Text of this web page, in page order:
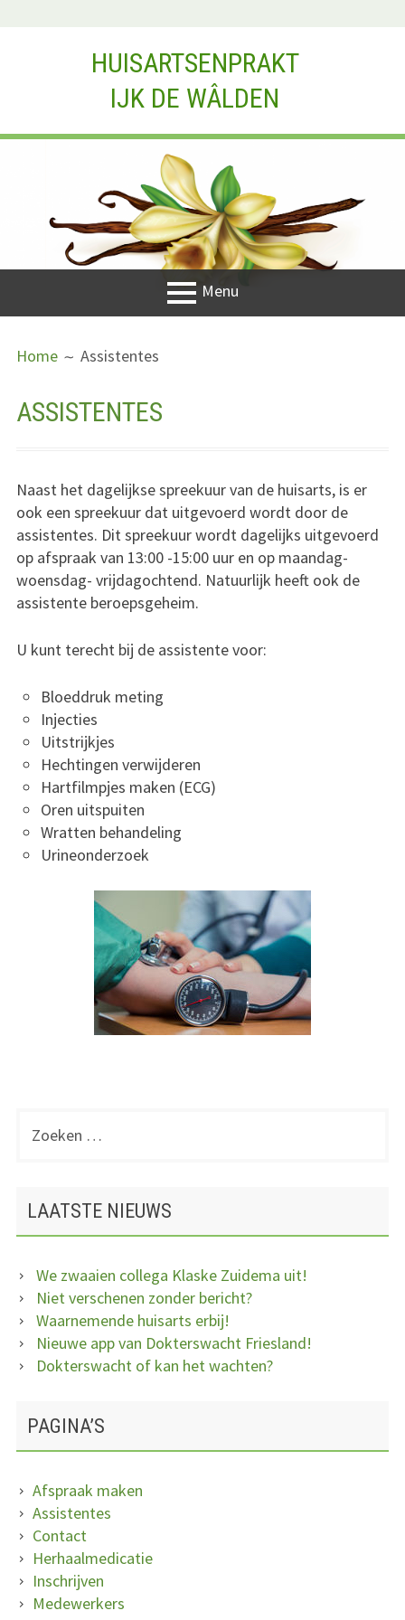
HUISARTSENPRAKT
IJK DE WÂLDEN
HEADER
Menu
MENU
Praktijkinformatie
Afspraak maken
Assistentes
Uitslagen onderzoeken
Herhaalmedicatie
Urineonderzoek
Inschrijven
Praktijkfolder
Home Assistentes
ASSISTENTES
Naast het dagelijkse spreekuur van de huisarts, is er
ook een spreekuur dat uitgevoerd wordt door de
assistentes. Dit spreekuur wordt dagelijks uitgevoerd
op afspraak van 13:00 -15:00 uur en op maandag-
woensdag- vrijdagochtend. Natuurlijk heeft ook de
assistente beroepsgeheim.
U kunt terecht bij de assistente voor:
Bloeddruk meting
Injecties
Uitstrijkjes
Hechtingen verwijderen
Hartfilmpjes maken (ECG)
Oren uitspuiten
Wratten behandeling
Urineonderzoek
PRIMAIRE
naar:
LAATSTE NIEUWS
We zwaaien collega Klaske Zuidema uit!
Niet verschenen zonder bericht?
Waarnemende huisarts erbij!
Nieuwe app van Dokterswacht Friesland!
Dokterswacht of kan het wachten?
PAGINA’S
Afspraak maken
Assistentes
Contact
Herhaalmedicatie
Inschrijven
Medewerkers